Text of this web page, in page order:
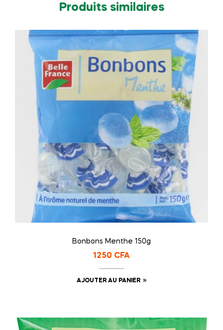
Produits similaires
Bonbons Menthe 150g
1250 CFA
AJOUTER AU PANIER